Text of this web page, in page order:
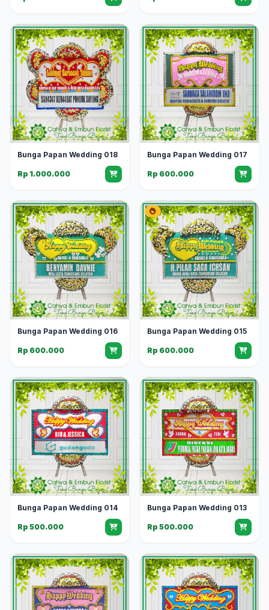
Bunga Papan Wedding 018
Rp 1.000.000
Bunga Papan Wedding 017
Rp 600.000
Bunga Papan Wedding 016
Rp 600.000
Bunga Papan Wedding 015
Rp 600.000
Bunga Papan Wedding 014
Rp 500.000
Bunga Papan Wedding 013
Rp 500.000